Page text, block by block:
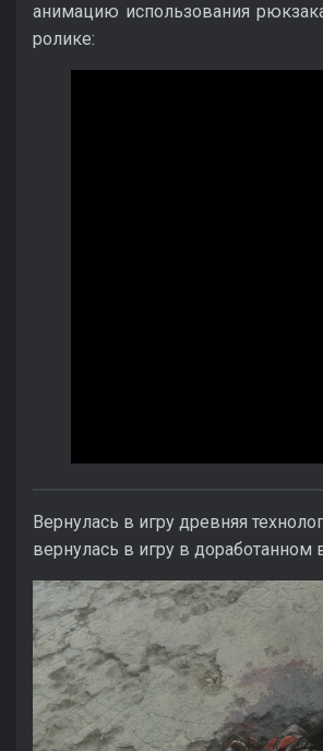
анимацию использования
ролике:
Вернулась в игру древняя
вернулась в игру в доработанном